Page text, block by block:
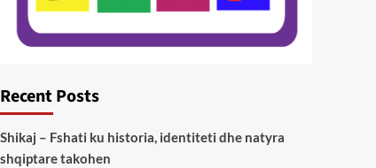
Recent Posts
Shikaj – Fshati ku historia, identiteti dhe natyra
shqiptare takohen